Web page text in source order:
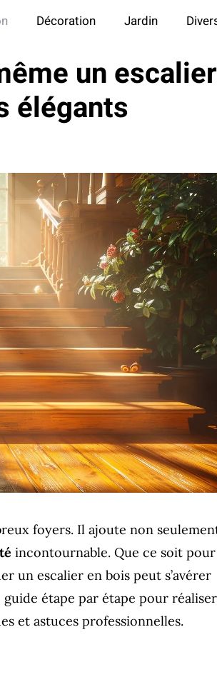
Décoration Jardin
un escalier
élégants
foyers. Il ajoute non
incontournable. Que ce soit pour
un escalier en bois peut s’avérer
guide étape par étape pour réaliser
et astuces professionnelles.